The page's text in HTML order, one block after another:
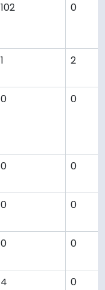
102 0
1 2
0 0
0 0
0 0
0 0
4 0